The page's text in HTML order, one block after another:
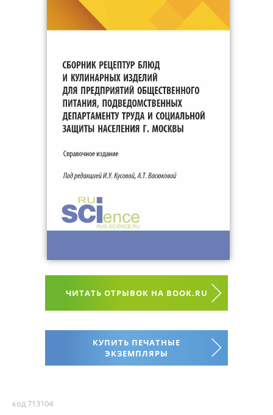
ЧИТАТЬ ОТРЫВОК НА BOOK.RU
КУПИТЬ ПЕЧАТНЫЕ
ЭКЗЕМПЛЯРЫ
код 713104